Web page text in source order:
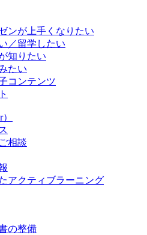
ンが上手くなりたい
／留学したい
知りたい
たい
コンテンツ
相談
アクティブラーニング
の整備